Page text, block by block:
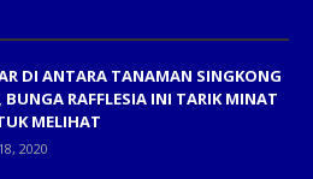
DI ANTARA TANAMAN SINGKONG
RAFFLESIA INI TARIK MINAT
MELIHAT
2020